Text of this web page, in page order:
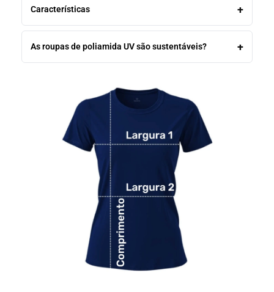
Características
As roupas de poliamida UV são sustentáveis?